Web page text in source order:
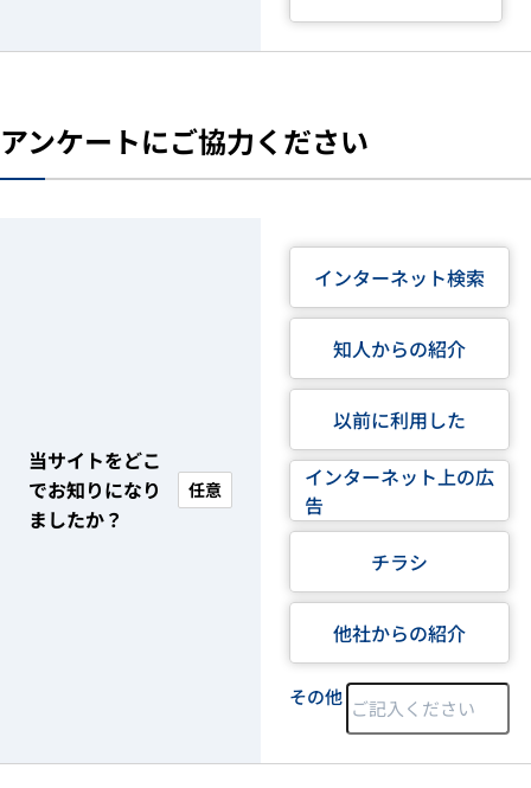
アンケートにご協力ください
当サイトをどこ
でお知りになり
ましたか？
任意
インターネット検索
知人からの紹介
以前に利用した
インターネット上の広
告
チラシ
他社からの紹介
その他